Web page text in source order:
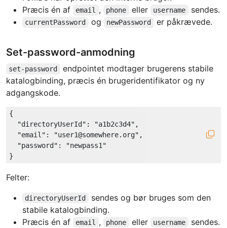
Præcis én af
email , phone eller username sendes.
currentPassword og newPassword er påkrævede.
Set-password-anmodning
set-password
endpointet modtager brugerens stabile
katalogbinding, præcis én brugeridentifikator og ny
adgangskode.
{
"directoryUserId" : "a1b2c3d4" ,
"email" : "user1@somewhere.org" ,
"password" :
"newpass1"
Felter:
directoryUserId
sendes og bør bruges som den
stabile katalogbinding.
Præcis én af
email , phone eller username
sendes.